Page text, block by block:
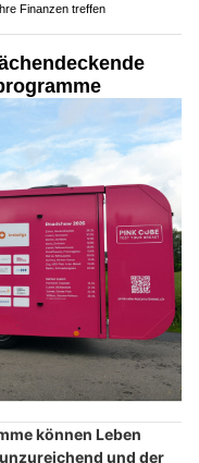
Finanzen treffen
können Leben
und der